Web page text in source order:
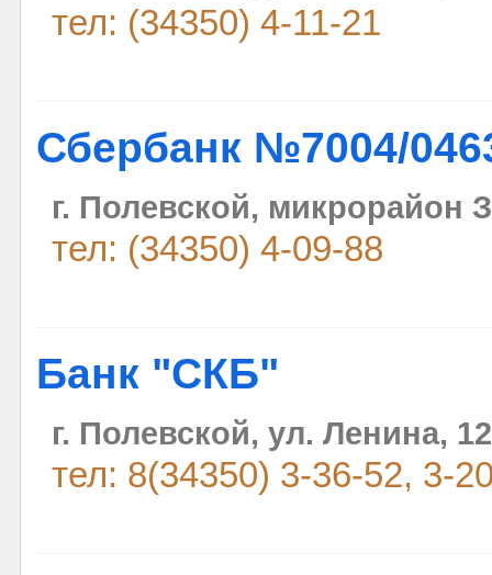
тел: (34350) 4-11-21
Сбербанк №7004/
г. Полевской, микрорайон
тел: (34350) 4-09-88
Банк "СКБ"
г. Полевской, ул. Ленина, 12
тел: 8(34350) 3-36-52, 3-